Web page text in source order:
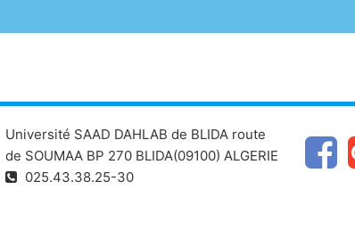
Université SAAD DAHLAB de BLIDA route
de SOUMAA BP 270 BLIDA(09100) ALGERIE
025.43.38.25-30